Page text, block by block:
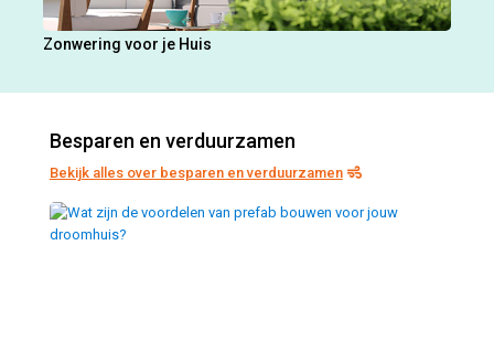
Zonwering voor je Huis
Besparen en verduurzamen
Bekijk alles over besparen en verduurzamen